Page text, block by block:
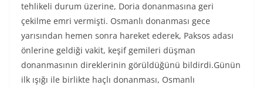
tehlikeli durum üzerine, Doria donanmasına geri
çekilme emri vermişti. Osmanlı donanması gece
yarısından hemen sonra hareket ederek, Paksos adası
önlerine geldiği vakit, keşif gemileri düşman
donanmasının direklerinin görüldüğünü bildirdi.Günün
ilk ışığı ile birlikte haçlı donanması, Osmanlı